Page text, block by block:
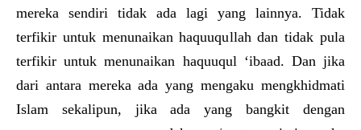
mereka sendiri tidak ada lagi yang lainnya. Tidak
terfikir untuk menunaikan haquuqullah dan tidak pula
terfikir untuk menunaikan haquuqul ‘ibaad. Dan jika
dari antara mereka ada yang mengaku mengkhidmati
Islam sekalipun, jika ada yang bangkit dengan